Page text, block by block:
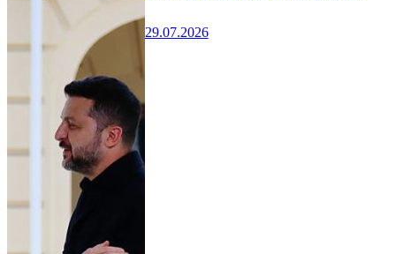
29.07.2026